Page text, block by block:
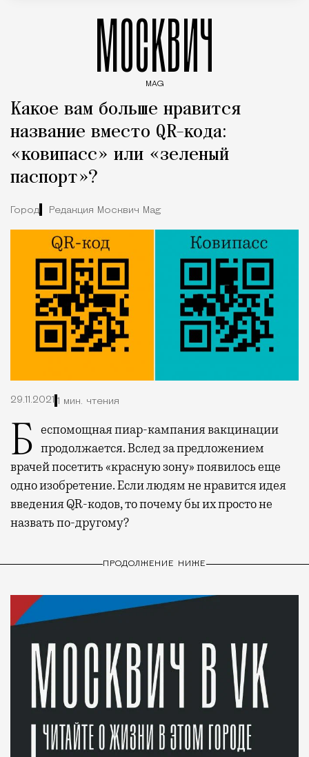
МОСКВИЧ
MAG
Какое вам больше нравится
название вместо QR-кода:
«ковипасс» или «зеленый
паспорт»?
Город Редакция Москвич Mag
29.11.2021 1 мин. чтения
Беспомощная пиар-кампания вакцинации продолжается. Вслед за предложением
врачей посетить «красную зону» появилось еще
одно изобретение. Если людям не нравится идея
введения QR-кодов, то почему бы их просто не
назвать по-другому?
ПРОДОЛЖЕНИЕ НИЖЕ